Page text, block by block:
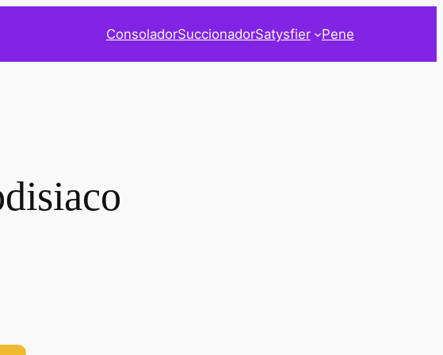
ConsoladorSuccionadorSatysfier Pene